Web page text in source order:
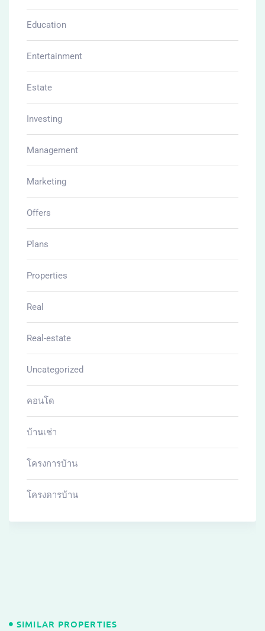
Education
Entertainment
Estate
Investing
Management
Marketing
Offers
Plans
Properties
Real
Real-estate
Uncategorized
คอนโด
บ้านเช่า
โครงการบ้าน
โครงดารบ้าน
SIMILAR PROPERTIES